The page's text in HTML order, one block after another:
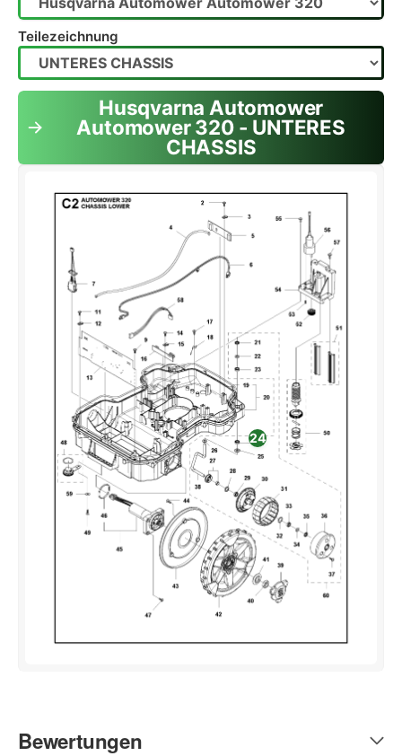
Husqvarna Automower
Automower 320 - UNTERES
CHASSIS
24
Teilezeichnung
Bewertungen